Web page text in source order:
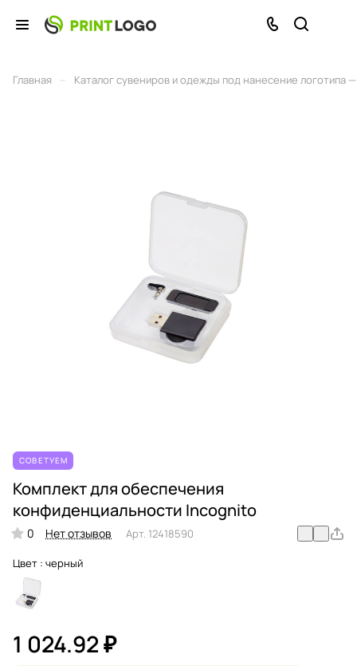
Главная Каталог сувениров и одежды под нанесение логотипа
СОВЕТУЕМ
Комплект для обеспечения
конфиденциальности Incognito
0 Нет отзывов Арт. 12418590
Цвет : черный
1 024.92 ₽